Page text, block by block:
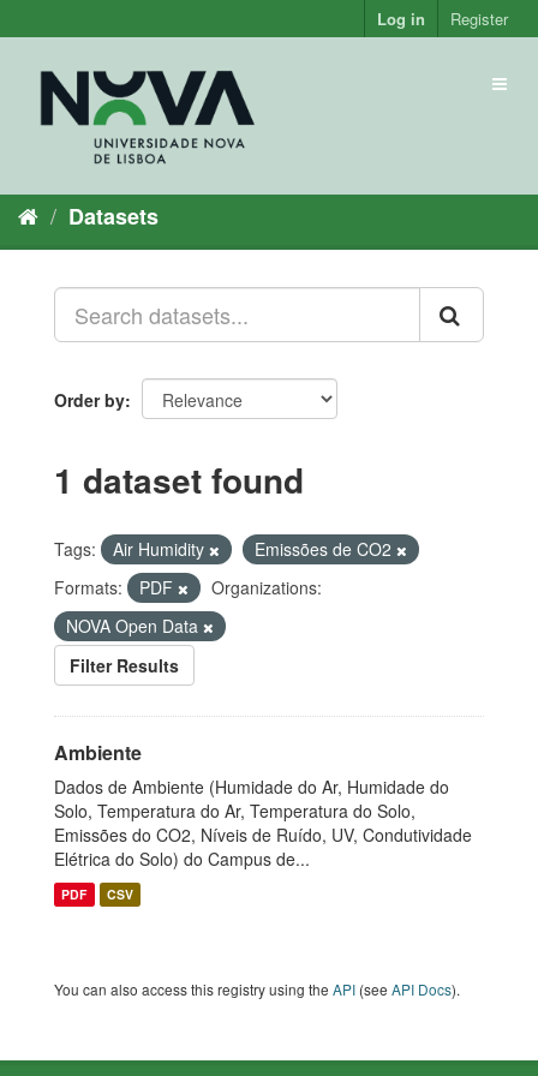
to
Log in Register
Datasets
Order by
1 dataset found
Tags: Air Humidity
Emissões de CO2
Formats:
PDF
Organizations:
NOVA Open Data
Filter Results
Ambiente
Dados de Ambiente (Humidade do Ar, Humidade do
Solo, Temperatura do Ar, Temperatura do Solo,
Emissões do CO2, Níveis de Ruído, UV, Condutividade
Elétrica do Solo) do Campus de...
PDF CSV
You can also access this registry using the API (see API Docs).